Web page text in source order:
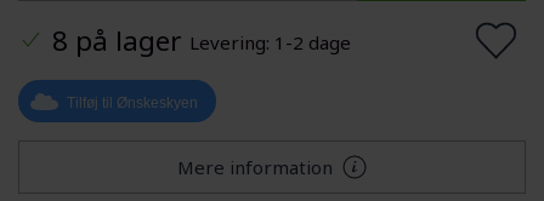
8 på lager Levering: 1-2 dage
Tilføj til Ønskeskyen
Mere information